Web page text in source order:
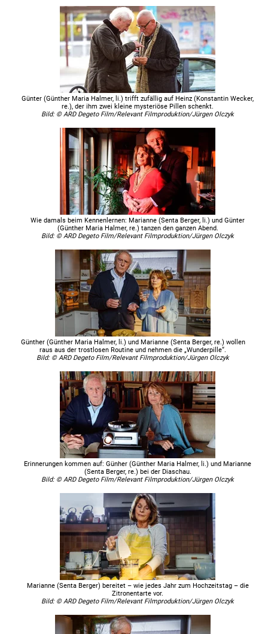
Günter (Günther Maria Halmer, li.) trifft zufällig auf Heinz (Konstantin Wecker,
re.), der ihm zwei kleine mysteriöse Pillen schenkt.
Bild: © ARD Degeto Film/Relevant Filmproduktion/Jürgen Olczyk
Wie damals beim Kennenlernen: Marianne (Senta Berger, li.) und Günter
(Günther Maria Halmer, re.) tanzen den ganzen Abend.
Bild: © ARD Degeto Film/Relevant Filmproduktion/Jürgen Olczyk
Günther (Günther Maria Halmer, li.) und Marianne (Senta Berger, re.) wollen
raus aus der trostlosen Routine und nehmen die „Wunderpille“.
Bild: © ARD Degeto Film/Relevant Filmproduktion/Jürgen Olczyk
Erinnerungen kommen auf: Günher (Günther Maria Halmer, li.) und Marianne
(Senta Berger, re.) bei der Diaschau.
Bild: © ARD Degeto Film/Relevant Filmproduktion/Jürgen Olczyk
Marianne (Senta Berger) bereitet – wie jedes Jahr zum Hochzeitstag – die
Zitronentarte vor.
Bild: © ARD Degeto Film/Relevant Filmproduktion/Jürgen Olczyk